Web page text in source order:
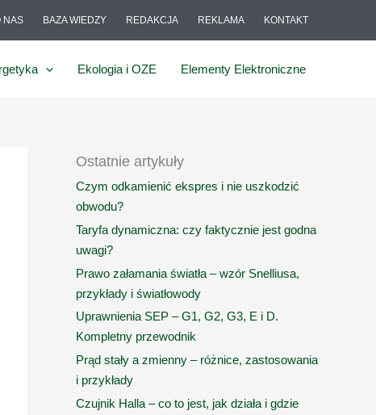
NAS BAZA WIEDZY REDAKCJA REKLAMA KONTAKT
Ekologia i OZE Elementy Elektroniczne
Ostatnie artykuły
Czym odkamienić ekspres i nie uszkodzić
obwodu?
Taryfa dynamiczna: czy faktycznie jest godna
uwagi?
Prawo załamania światła – wzór Snelliusa,
przykłady i światłowody
Uprawnienia SEP – G1, G2, G3, E i D.
Kompletny przewodnik
Prąd stały a zmienny – różnice, zastosowania
i przykłady
Czujnik Halla – co to jest, jak działa i gdzie